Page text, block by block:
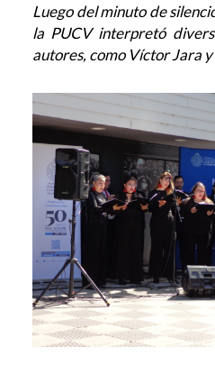
Luego del minuto de
la PUCV interpretó
autores, como Víctor Jara